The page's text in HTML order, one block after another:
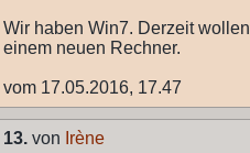
Wir haben Win7. Derzeit
einem neuen Rechner.
vom 17.05.2016, 17.47
13. von Irène